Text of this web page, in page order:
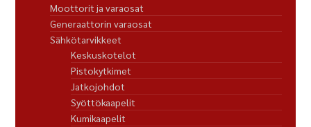
Moottorit ja varaosat
Generaattorin varaosat
Sähkötarvikkeet
Keskuskotelot
Pistokytkimet
Jatkojohdot
Syöttökaapelit
Kumikaapelit